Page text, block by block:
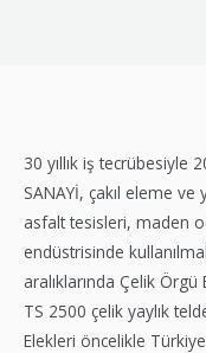
30 yıllık iş tecrübesiyle
SANAYİ, çakıl eleme
asfalt tesisleri, maden
endüstrisinde
aralıklarında Çelik
TS 2500 çelik yaylık
Elekleri öncelikle